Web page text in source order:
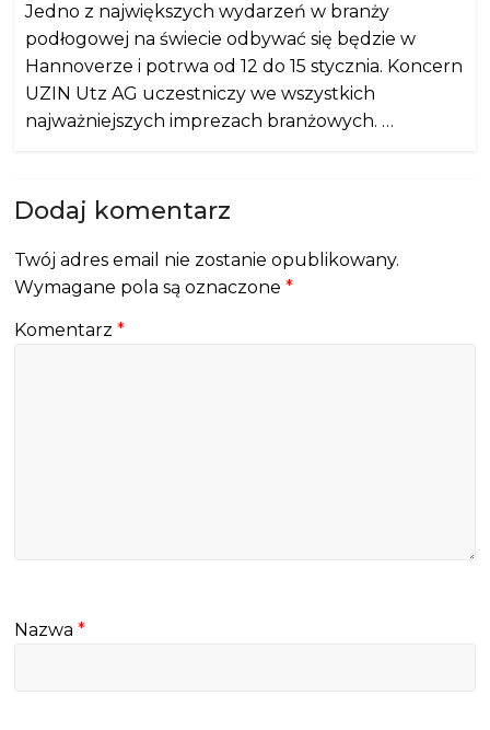
Jedno z największych wydarzeń w branży
podłogowej na świecie odbywać się będzie w
Hannoverze i potrwa od 12 do 15 stycznia. Koncern
UZIN Utz AG uczestniczy we wszystkich
najważniejszych imprezach branżowych. …
Dodaj komentarz
Twój adres email nie zostanie opublikowany.
Wymagane pola są oznaczone*
Komentarz*
Nazwa*